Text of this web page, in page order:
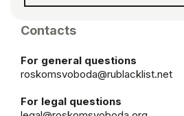
Contacts
For general questions
roskomsvoboda@rublacklist.net
For legal questions